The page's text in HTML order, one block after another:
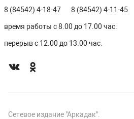
8 (84542) 4-18-47 8 (84542) 4-11-45
время работы с 8.00 до 17.00 час.
перерыв с 12.00 до 13.00 час.
Сетевое издание "Аркадак".